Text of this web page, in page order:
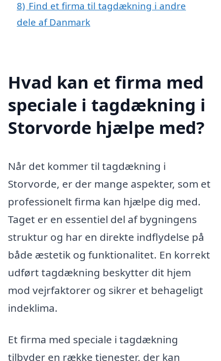
8) Find et firma til tagdækning i andre
dele af Danmark
Hvad kan et firma med
speciale i tagdækning i
Storvorde hjælpe med?
Når det kommer til tagdækning i
Storvorde, er der mange aspekter, som et
professionelt firma kan hjælpe dig med.
Taget er en essentiel del af bygningens
struktur og har en direkte indflydelse på
både æstetik og funktionalitet. En korrekt
udført tagdækning beskytter dit hjem
mod vejrfaktorer og sikrer et behageligt
indeklima.
Et firma med speciale i tagdækning
tilbyder en række tjenester, der kan